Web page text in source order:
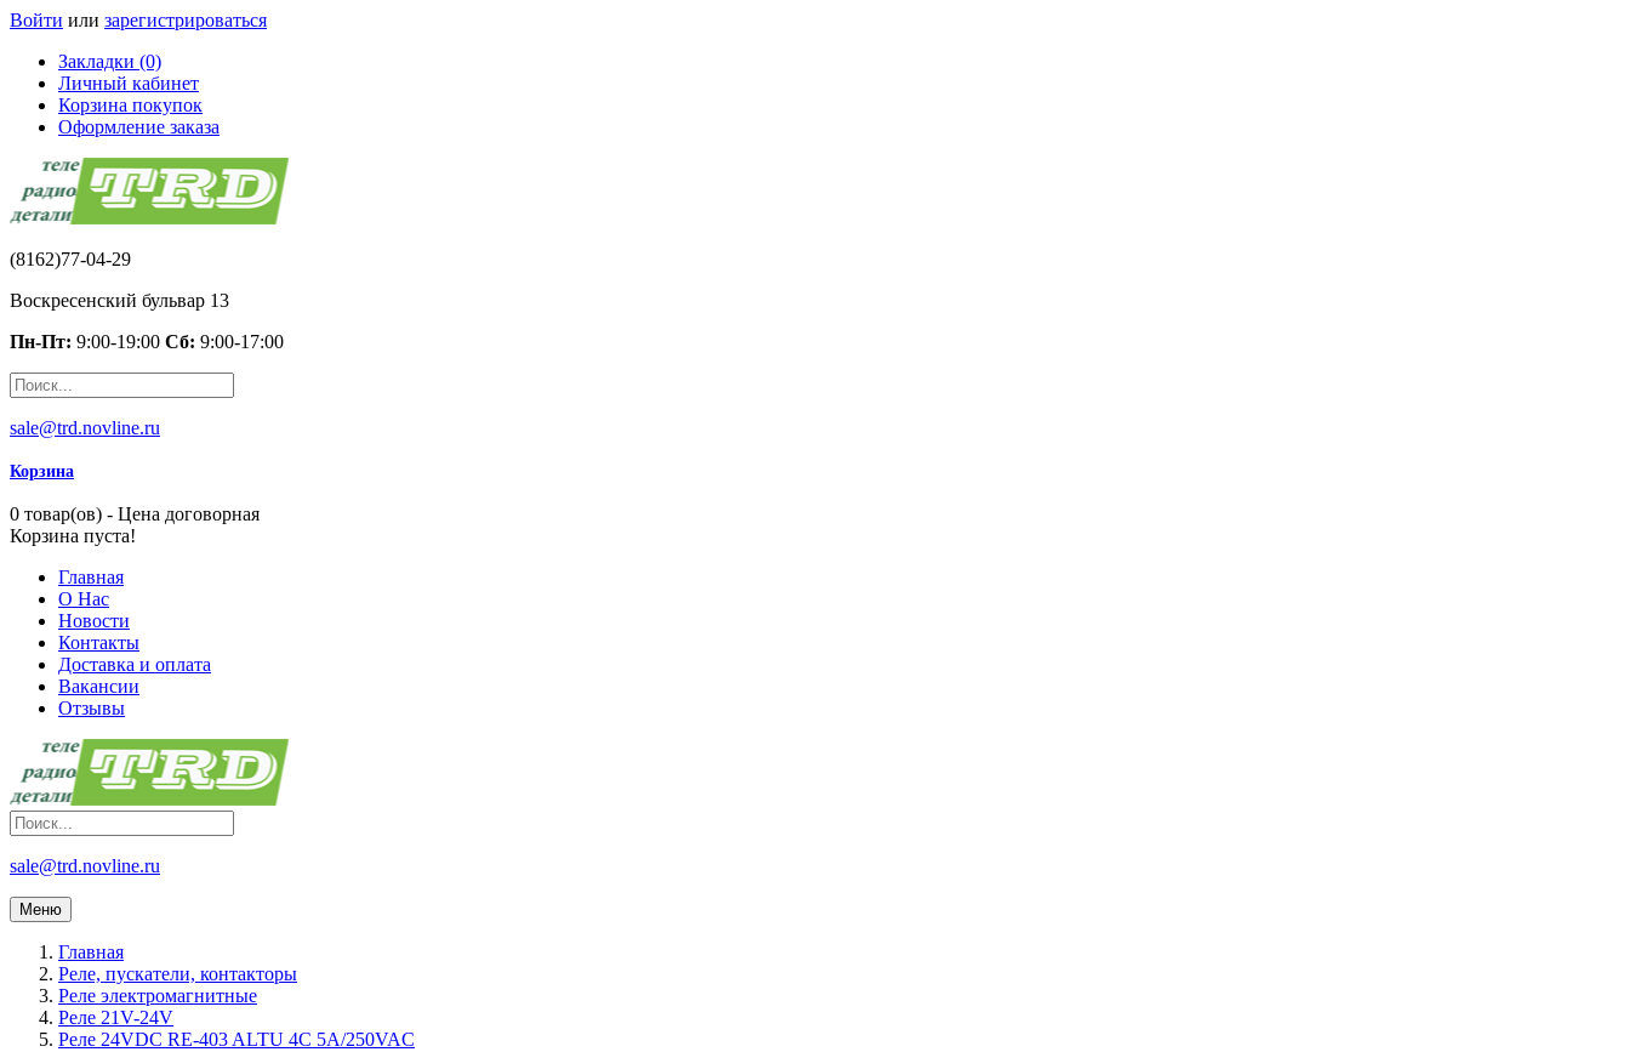
Войти или зарегистрироваться
Закладки (0)
Личный кабинет
Корзина покупок
Оформление заказа
(8162)77-04-29
Воскресенский бульвар 13
Пн-Пт: 9:00-19:00 Сб: 9:00-17:00
sale@trd.novline.ru
Корзина
0 товар(ов) - Цена договорная
Корзина пуста!
Главная
О Нас
Новости
Контакты
Доставка и оплата
Вакансии
Отзывы
sale@trd.novline.ru
Меню
Главная
Реле, пускатели, контакторы
Реле электромагнитные
Реле 21V-24V
Реле 24VDC RE-403 ALTU 4C 5A/250VAC